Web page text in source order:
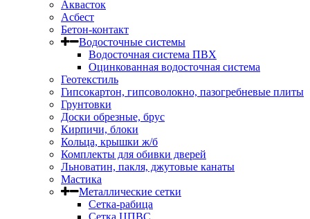
Аквасток
Асбест
Бетон-контакт
Водосточные системы
Водосточная система ПВХ
Оцинкованная водосточная система
Геотекстиль
Гипсокартон, гипсоволокно, пазогребневые плиты
Грунтовки
Доски обрезные, брус
Кирпичи, блоки
Кольца, крышки ж/б
Комплекты для обивки дверей
Льноватин, пакля, джутовые канаты
Мастика
Металлические сетки
Сетка-рабица
Сетка ЦПВС